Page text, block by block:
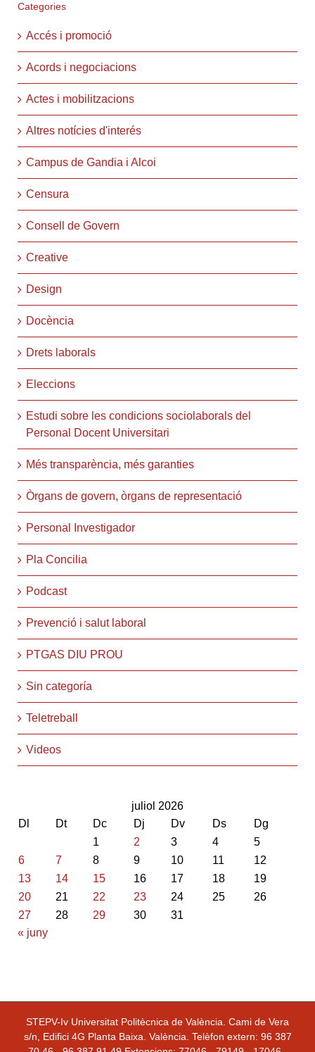
Categories
Accés i promoció
Acords i negociacions
Actes i mobilitzacions
Altres notícies d'interés
Campus de Gandia i Alcoi
Censura
Consell de Govern
Creative
Design
Docència
Drets laborals
Eleccions
Estudi sobre les condicions sociolaborals del
Personal Docent Universitari
Més transparència, més garanties
Òrgans de govern, òrgans de representació
Personal Investigador
Pla Concilia
Podcast
Prevenció i salut laboral
PTGAS DIU PROU
Sin categoría
Teletreball
Videos
juliol 2026
Dl
Dt Dc Dj Dv Ds
Dg
1
2 3 4
5
6
7 8 9 10 11
12
13
14 15 16 17 18
19
20
21 22 23 24 25
26
27
28 29 30
31
« juny
STEPV-Iv Universitat Politècnica de València. Cami de Vera
s/n, Edifici 4G Planta Baixa. València. Telèfon extern: 96 387